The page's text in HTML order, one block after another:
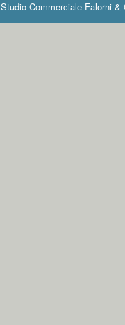
Studio Commerciale Falorni